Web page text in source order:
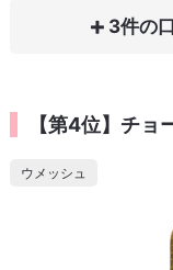
3件の
【第4位】チョ
ウメッシュ